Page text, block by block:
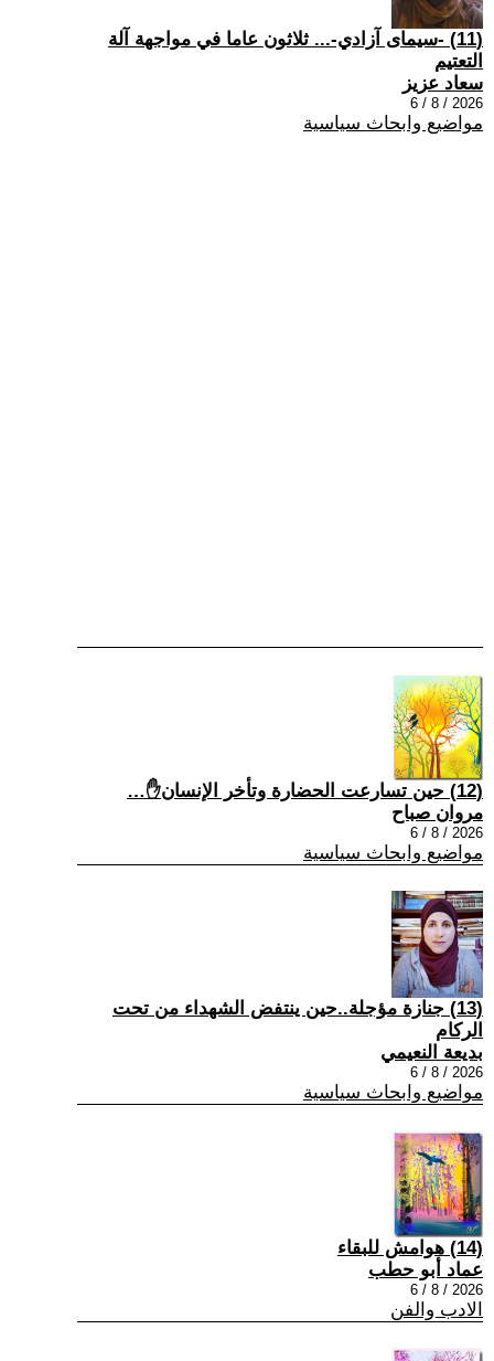
(11) -سيمای آزادي-... ثلاثون عاما في مواجهة آلة
التعتيم
سعاد عزيز
2026 / 8 / 6
مواضيع وابحاث سياسية
(12) حين تسارعت الحضارة وتأخر الإنسان✋…
مروان صباح
2026 / 8 / 6
مواضيع وابحاث سياسية
(13) جنازة مؤجلة..حين ينتفض الشهداء من تحت
الركام
بديعة النعيمي
2026 / 8 / 6
مواضيع وابحاث سياسية
(14) هوامش للبقاء
عماد أبو حطب
2026 / 8 / 6
الادب والفن